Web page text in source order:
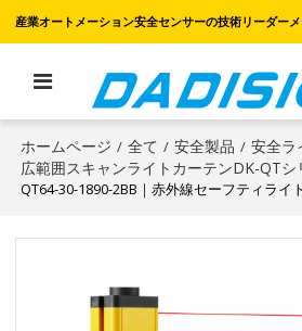
産業オートメーション安全センサーの技術リーダー
ホームページ / 全て / 安全製品 / 安全ラ
広範囲スキャンライトカーテンDK-QTシ
QT64-30-1890-2BB｜赤外線セーフティライ